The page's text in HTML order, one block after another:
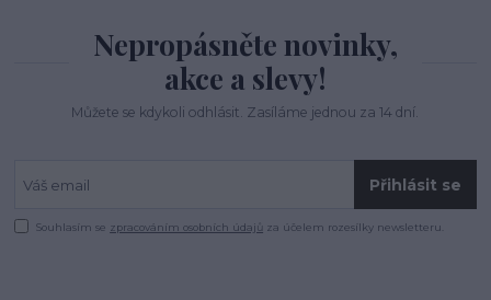
Nepropásněte novinky,
akce a slevy!
Můžete se kdykoli odhlásit. Zasíláme jednou za 14 dní.
Přihlásit se
Souhlasím se zpracováním osobních údajů za účelem rozesílky newsletteru.